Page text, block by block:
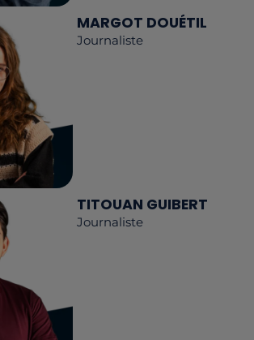
MARGOT DOUÉTIL
Journaliste
TITOUAN GUIBERT
Journaliste